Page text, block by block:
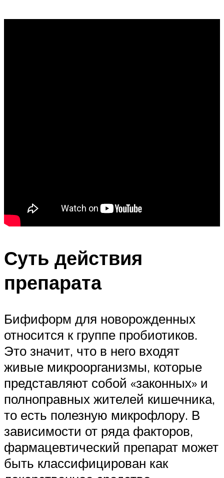
Суть действия
препарата
Бифиформ для новорожденных
относится к группе пробиотиков.
Это значит, что в него входят
живые микроорганизмы, которые
представляют собой «законных» и
полноправных жителей кишечника,
то есть полезную микрофлору. В
зависимости от ряда факторов,
фармацевтический препарат может
быть классифицирован как